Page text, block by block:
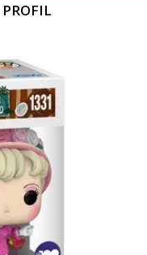
PROFIL